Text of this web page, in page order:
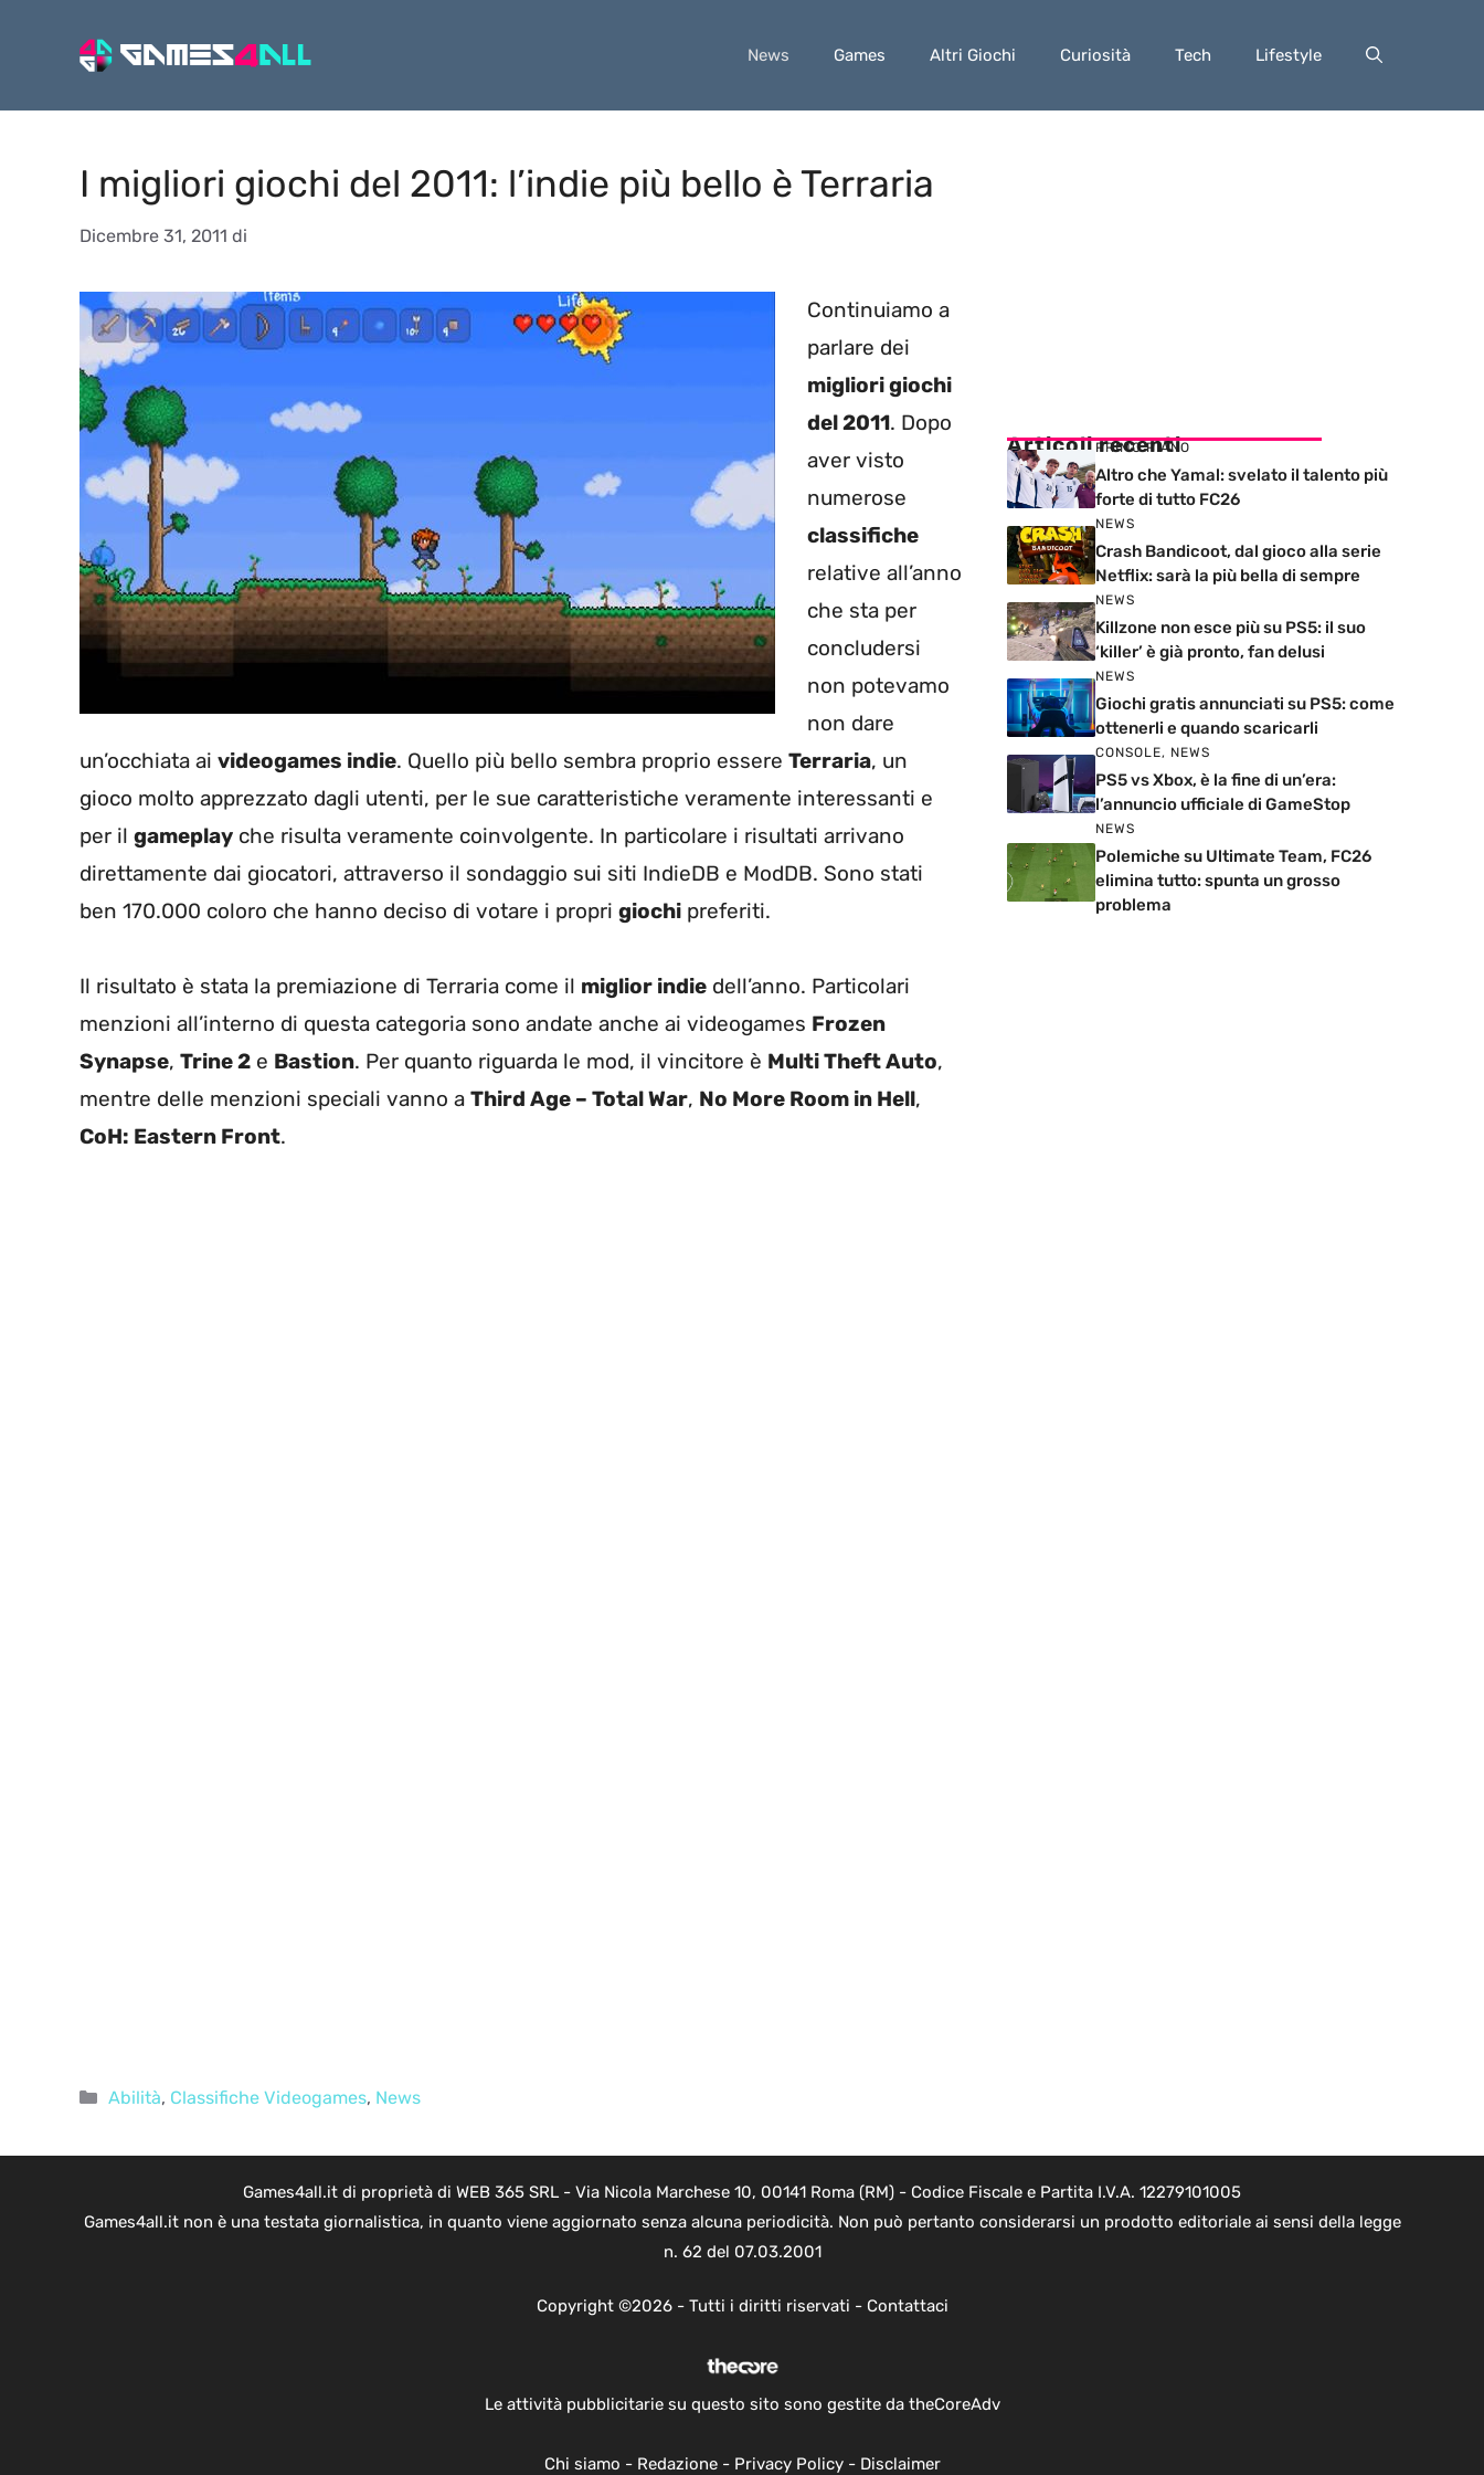
News Games Altri Giochi Curiosità Tech Lifestyle
I migliori giochi del 2011: l’indie più bello è Terraria
Dicembre 31, 2011 di
Continuiamo a
parlare dei
migliori giochi
del 2011. Dopo
aver visto
numerose
classifiche
relative all’anno
che sta per
concludersi
non potevamo
non dare
un’occhiata ai videogames indie. Quello più bello sembra proprio essere Terraria, un
gioco molto apprezzato dagli utenti, per le sue caratteristiche veramente interessanti e
per il gameplay che risulta veramente coinvolgente. In particolare i risultati arrivano
direttamente dai giocatori, attraverso il sondaggio sui siti IndieDB e ModDB. Sono stati
ben 170.000 coloro che hanno deciso di votare i propri giochi preferiti.
Il risultato è stata la premiazione di Terraria come il miglior indie dell’anno. Particolari
menzioni all’interno di questa categoria sono andate anche ai videogames Frozen
Synapse, Trine 2 e Bastion. Per quanto riguarda le mod, il vincitore è Multi Theft Auto,
mentre delle menzioni speciali vanno a Third Age – Total War, No More Room in Hell,
CoH: Eastern Front.
Categorie
Abilità, Classifiche Videogames, News
Articoli recenti
PRIMO PIANO
Altro che Yamal: svelato il talento più
forte di tutto FC26
NEWS
Crash Bandicoot, dal gioco alla serie
Netflix: sarà la più bella di sempre
NEWS
Killzone non esce più su PS5: il suo
‘killer’ è già pronto, fan delusi
NEWS
Giochi gratis annunciati su PS5: come
ottenerli e quando scaricarli
CONSOLE, NEWS
PS5 vs Xbox, è la fine di un’era:
l’annuncio ufficiale di GameStop
NEWS
Polemiche su Ultimate Team, FC26
elimina tutto: spunta un grosso
problema
Games4all.it di proprietà di WEB 365 SRL - Via Nicola Marchese 10, 00141 Roma (RM) - Codice Fiscale e Partita I.V.A. 12279101005
Games4all.it non è una testata giornalistica, in quanto viene aggiornato senza alcuna periodicità. Non può pertanto considerarsi un prodotto editoriale ai sensi della legge
n. 62 del 07.03.2001
Copyright ©2026 - Tutti i diritti riservati - Contattaci
Le attività pubblicitarie su questo sito sono gestite da theCoreAdv
Chi siamo - Redazione- Privacy Policy- Disclaimer